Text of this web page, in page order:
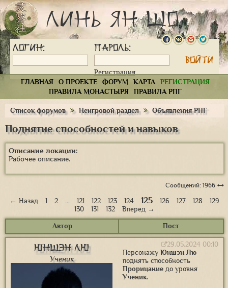
Линь Ян Шо
Логин: Пароль:
Регистрация
ГЛАВНАЯ
О ПРОЕКТЕ ФОРУМ КАРТА
РЕГИСТРАЦИЯ
ПРАВИЛА МОНАСТЫРЯ
ПРАВИЛА РПГ
Список форумов Неигровой раздел Объявления РПГ
Поднятие способностей и навыков
Описание локации:
Рабочее описание.
Сообщений: 1966
← Назад 1 2 … 121 122 123 124 125 126 127 128
129
130
131 132 Вперед →
Автор Пост
Юншэн Лю
Ученик
29.05.2024 00:10
Персонажу Юншэн Лю
поднять способность
Прорицание до уровня
Ученик.